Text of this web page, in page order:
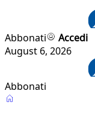
Abbonati
Accedi
August 6, 2026
Abbonati